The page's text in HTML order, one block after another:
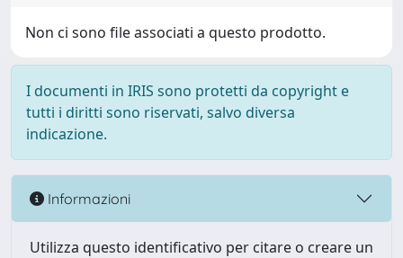
Non ci sono file associati a questo prodotto.
I documenti in IRIS sono protetti da copyright e
tutti i diritti sono riservati, salvo diversa
indicazione.
Informazioni
Utilizza questo identificativo per citare o creare un